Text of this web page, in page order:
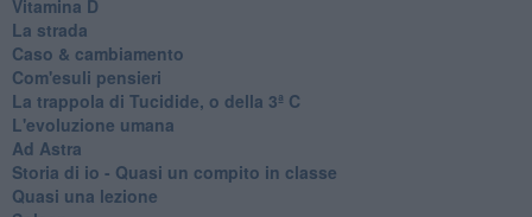
Vitamina D
La strada
Caso & cambiamento
Com'esuli pensieri
La trappola di Tucidide, o della 3ª C
L'evoluzione umana
Ad Astra
Storia di io - Quasi un compito in classe
Quasi una lezione